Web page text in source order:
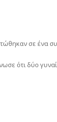
σε ένα
ότι δύο